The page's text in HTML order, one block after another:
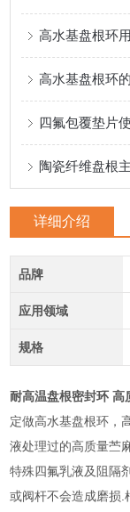
高水基盘根环
高水基盘根环
陶瓷纤维盘根
详细介绍
品牌
应用领域
规格
耐高温盘根密封环 高
定做高水基盘根环，
液处理过的高质量苎
特殊四氟乳液及阻隔
或阀杆不会造成磨损.